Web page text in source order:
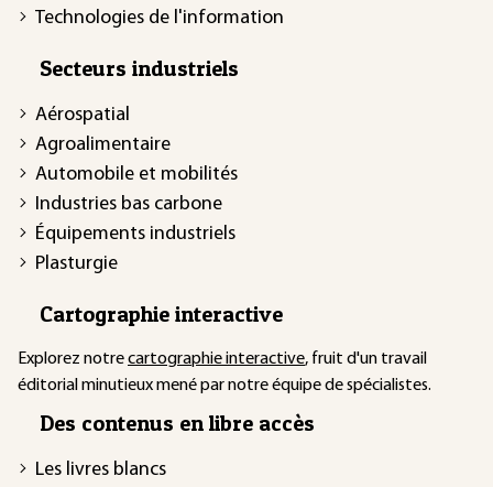
Technologies de l'information
Secteurs industriels
Aérospatial
Agroalimentaire
Automobile et mobilités
Industries bas carbone
Équipements industriels
Plasturgie
Cartographie interactive
Explorez notrecartographie interactive, fruit d'un travail
éditorial minutieux mené par notre équipe de spécialistes.
Des contenus en libre accès
Les livres blancs